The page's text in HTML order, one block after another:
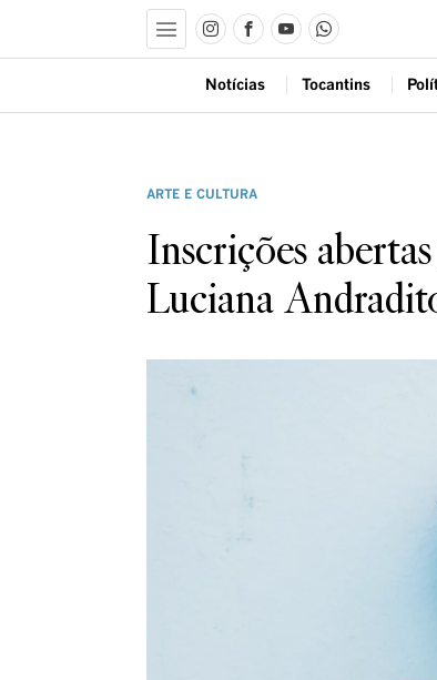
Notícias Tocantins
ARTE E CULTURA
Inscrições
Luciana